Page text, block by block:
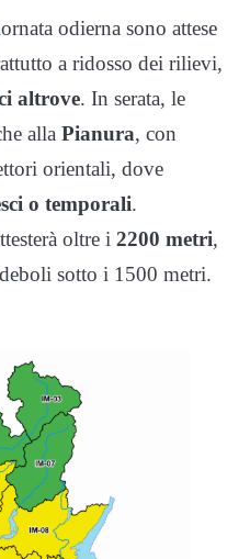
odierna sono attese
a ridosso dei rilievi,
altrove. In serata, le
alla Pianura, con
orientali, dove
o temporali.
oltre i 2200 metri,
sotto i 1500 metri.